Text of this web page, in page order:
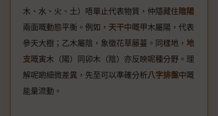
木、水、火、土）唔單止代表物質，仲隱藏住 陰陽
兩面嘅動態平衡。例如， 天干中嘅甲木屬陽，代表
參天大樹；乙木屬陰，象徵花草藤蔓。同樣地， 地
支嘅寅木（陽）同卯木（陰）亦反映呢種分野。理
解呢啲細微差異，先至可以準確分析八字排盤中嘅
能量流動。